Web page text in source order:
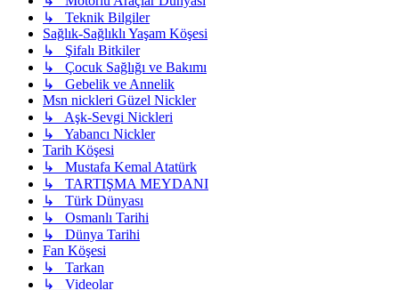
↳ Teknik Bilgiler
Sağlık-Sağlıklı Yaşam Köşesi
↳ Şifalı Bitkiler
↳ Çocuk Sağlığı ve Bakımı
↳ Gebelik ve Annelik
Msn nickleri Güzel Nickler
↳ Aşk-Sevgi Nickleri
↳ Yabancı Nickler
Tarih Köşesi
↳ Mustafa Kemal Atatürk
↳ TARTIŞMA MEYDANI
↳ Türk Dünyası
↳ Osmanlı Tarihi
↳ Dünya Tarihi
Fan Köşesi
↳ Tarkan
↳ Videolar